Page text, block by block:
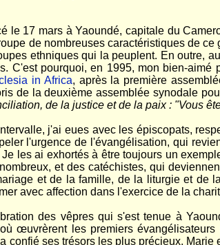
le 17 mars à Yaoundé, capitale du
de nombreuses caractéristiques de
ethniques qui la peuplent. En outre,
C'est pourquoi, en 1995, mon bien-
in Africa, après la première
de la deuxième assemblée synodale
de la justice et de la paix : "Vous
j'ai eues avec les épiscopats,
l'urgence de l'évangélisation, qui
les ai exhortés à être toujours un
et des catéchistes, qui
et de la famille, de la liturgie et de
avec affection dans l'exercice de la
des vêpres qui s'est tenue à
œuvrèrent les premiers
confié ses trésors les plus précieux,